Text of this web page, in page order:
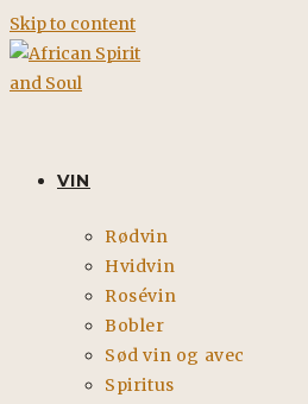
Skip to content
VIN
Rødvin
Hvidvin
Rosévin
Bobler
Sød vin og avec
Spiritus